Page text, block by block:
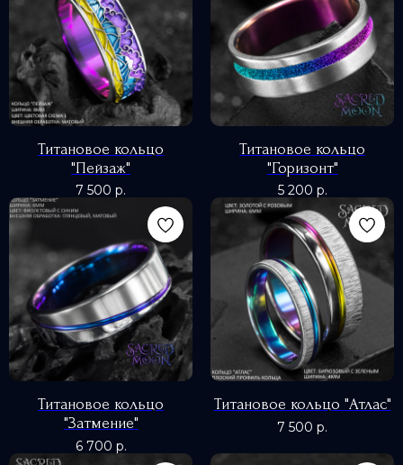
Титановое кольцо
"Пейзаж"
7 500 р.
Титановое кольцо
"Горизонт"
5 200 р.
Титановое кольцо
"Затмение"
6 700 р.
Титановое кольцо "Атлас"
7 500 р.